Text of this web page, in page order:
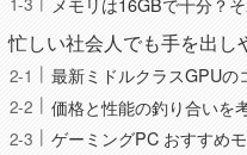
忙しい社会人でも手を出
最新ミドルクラスGPUの
価格と性能の釣り合いを
ゲーミングPC おすすめ